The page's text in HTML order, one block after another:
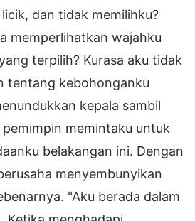
dan tidak memilihku?
memperlihatkan wajahku
terpilih? Kurasa aku tidak
tentang kebohonganku
kepala sambil
memintaku untuk
belakangan ini. Dengan
menyembunyikan
"Aku berada dalam